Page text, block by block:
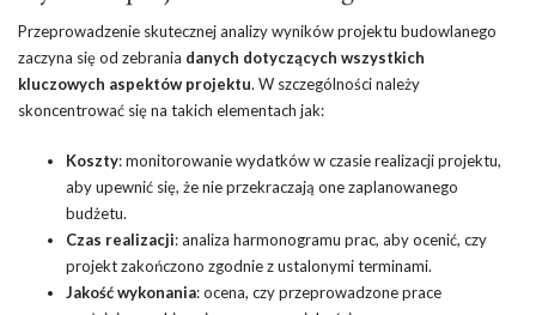
Przeprowadzenie skutecznej analizy wyników projektu budowlanego
zaczyna się od zebrania danych dotyczących wszystkich
kluczowych aspektów projektu. W szczególności należy
skoncentrować się na takich elementach jak:
Koszty: monitorowanie wydatków w czasie realizacji projektu,
aby upewnić się, że nie przekraczają one zaplanowanego
budżetu.
Czas realizacji: analiza harmonogramu prac, aby ocenić, czy
projekt zakończono zgodnie z ustalonymi terminami.
Jakość wykonania: ocena, czy przeprowadzone prace